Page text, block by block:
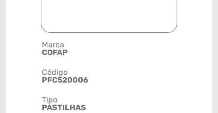
Marca
COFAP
Código
PFC520006
Tipo
PASTILHAS